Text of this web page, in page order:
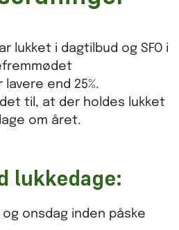
lukket i dagtilbud og SFO i
end 25%.
til, at der holdes lukket
om året.
lukkedage:
onsdag inden påske